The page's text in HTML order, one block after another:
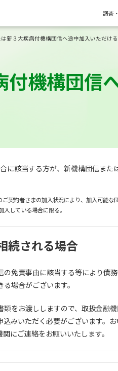
調査
新３大疾病付機構団信へ途中加入いただけ
機構団信
に該当する方が、新機構団信ま
約者さまの加入状況により、加入可能な
している場合に限る。
続される場合
免責事由に該当する等により債
場合がございます。
をお渡ししますので、取扱金融機
みいただく必要がございます。
にご連絡をお願いいたします。